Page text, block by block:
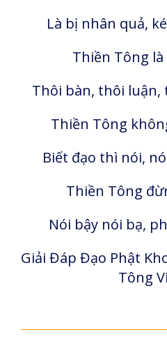
Là bị nhân quả,
Thiền Tông
Thôi bàn, thôi luận,
Thiền Tông
Biết đạo thì nói,
Thiền Tông
Nói bậy nói bạ,
Giải Đáp Đạo Phật
Tông